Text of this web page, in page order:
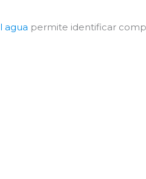
agua permite identificar